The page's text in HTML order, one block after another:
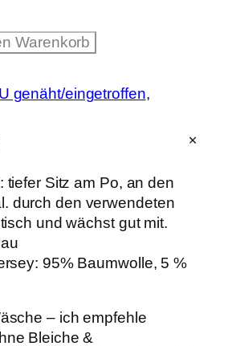
Warenkorb
genäht/eingetroffen
tiefer Sitz am Po, an den
durch den verwendeten
und wächst gut mit.
95% Baumwolle, 5 %
– ich empfehle
Bleiche &